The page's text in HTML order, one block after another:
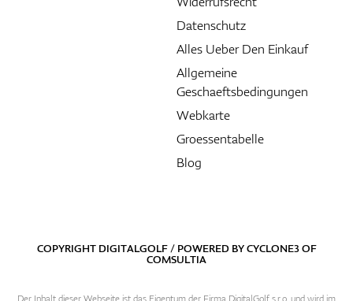
Datenschutz
Alles Ueber Den Einkauf
Allgemeine
Geschaeftsbedingungen
Webkarte
Groessentabelle
Blog
COPYRIGHT DIGITALGOLF / POWERED BYCYCLONE3OF
COMSULTIA
Der Inhalt dieser Webseite ist das Eigentum der Firma DigitalGolf s.r.o. und wird im